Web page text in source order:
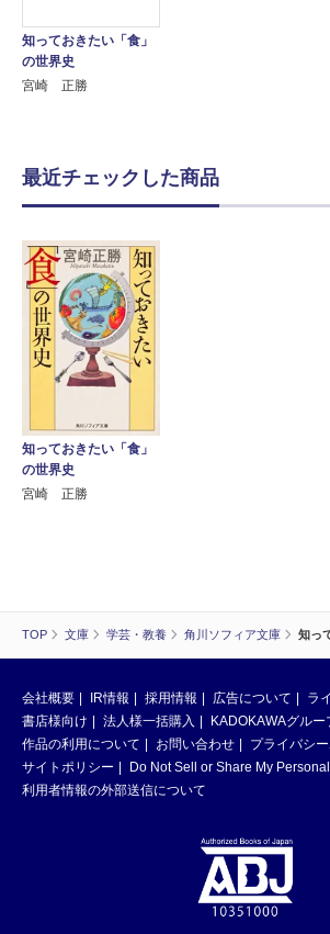
TOP 文庫 学芸・教養 角川ソフィア文庫 知っ
知っておきたい「食」
の世界史
宮崎 正勝
最近チェックした商品
知っておきたい「食」
の世界史
宮崎 正勝
会社概要 IR情報 採用情報 広告について
ラ
書店様向け
法人様一括購入
KADOKAWAグルー
作品の利用について
お問い合わせ
プライバシ
サイトポリシー
Do Not Sell or Share My
利用者情報の外部送信について